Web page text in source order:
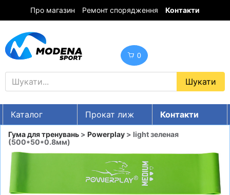
Про магазин Ремонт спорядження Контакти
0
Каталог Прокат лиж
Контакти
UA RU EN
Знижки
Гума для тренувань > Powerplay > light зеленая
(500*50*0.8мм)